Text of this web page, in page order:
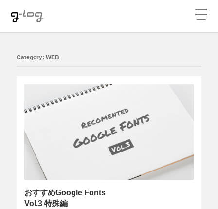
作・映像制作
Category: WEB
おすすめGoogle Fonts
Vol.3 特殊編